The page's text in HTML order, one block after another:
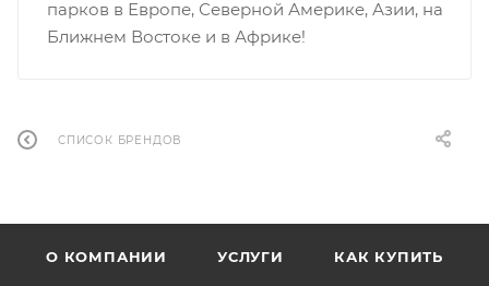
парков в Европе, Северной Америке, Азии, на
Ближнем Востоке и в Африке!
СПИСОК БРЕНДОВ
О КОМПАНИИ УСЛУГИ КАК КУПИТЬ